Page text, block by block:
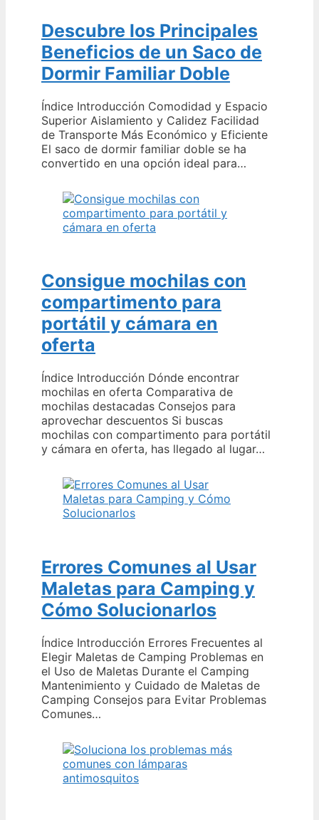
Descubre los Principales
Beneficios de un Saco de
Dormir Familiar Doble
Índice Introducción Comodidad y Espacio
Superior Aislamiento y Calidez Facilidad
de Transporte Más Económico y Eficiente
El saco de dormir familiar doble se ha
convertido en una opción ideal para…
Consigue mochilas con
compartimento para
portátil y cámara en
oferta
Índice Introducción Dónde encontrar
mochilas en oferta Comparativa de
mochilas destacadas Consejos para
aprovechar descuentos Si buscas
mochilas con compartimento para portátil
y cámara en oferta, has llegado al lugar…
Errores Comunes al Usar
Maletas para Camping y
Cómo Solucionarlos
Índice Introducción Errores Frecuentes al
Elegir Maletas de Camping Problemas en
el Uso de Maletas Durante el Camping
Mantenimiento y Cuidado de Maletas de
Camping Consejos para Evitar Problemas
Comunes…